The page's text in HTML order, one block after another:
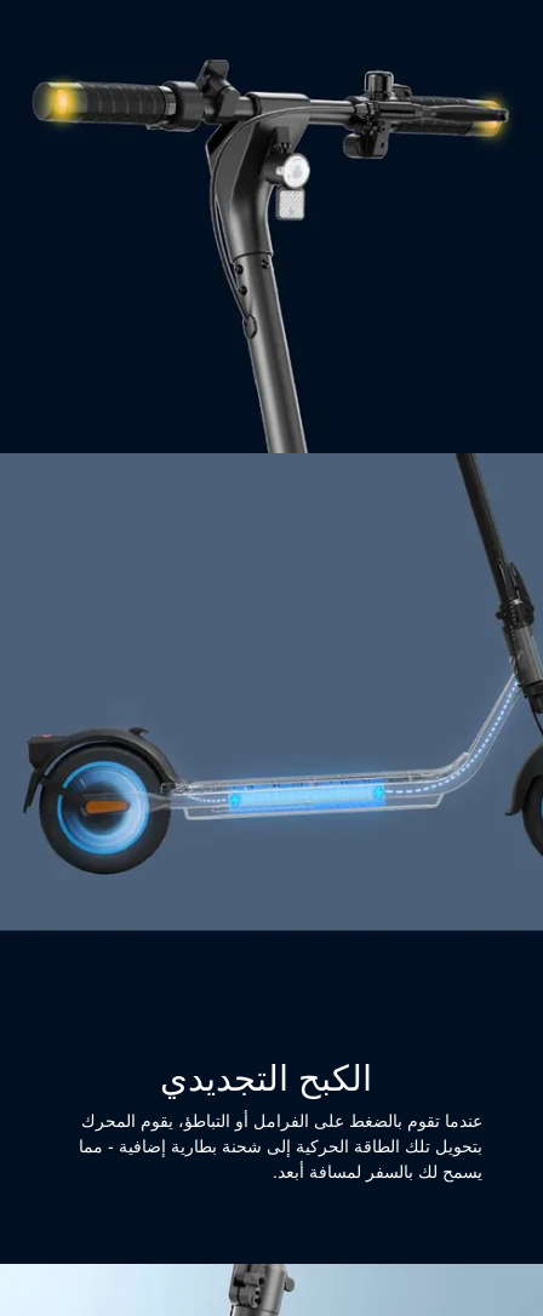
الكبح التجديدي
عندما تقوم بالضغط على الفرامل أو التباطؤ، يقوم المحرك
بتحويل تلك الطاقة الحركية إلى شحنة بطارية إضافية - مما
يسمح لك بالسفر لمسافة أبعد.